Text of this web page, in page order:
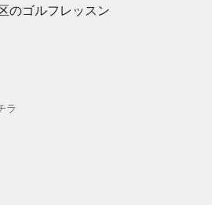
のゴルフレッスン
ラ